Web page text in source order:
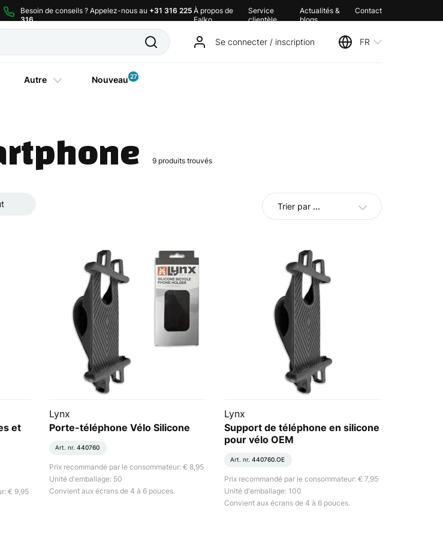
Besoin de conseils ? Appelez-nous au +31 316 225
316
À propos de
Falko
Service
clientèle
Actualités &
blogs
Contact
Se connecter / inscription FR
Autre Nouveau 27
9 produits trouvés
Trier par ...
et
€ 9,95
Lynx
Porte-téléphone Vélo Silicone
Art. nr. 440760
Prix recommandé par le consommateur: € 8,95
Unité d'emballage: 50
Convient aux écrans de 4 à 6 pouces.
Lynx
Support de téléphone en silicone
pour vélo OEM
Art. nr.440760.OE
Prix recommandé par le consommateur: € 7,95
Unité d'emballage: 100
Convient aux écrans de 4 à 6 pouces.